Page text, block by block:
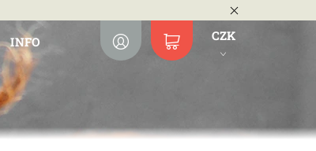
INFO CZK